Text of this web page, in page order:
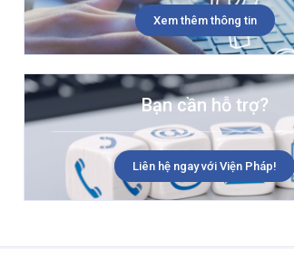
Xem thêm thông tin
Bạn cần hỗ trợ?
Liên hệ ngay với Viện Pháp!